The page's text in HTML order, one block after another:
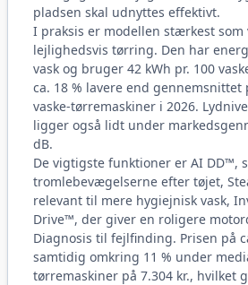
pladsen skal udnyttes effektivt.
I praksis er modellen stærkest som
lejlighedsvis tørring. Den har
vask og bruger 42 kWh pr. 100
ca. 18 % lavere end gennemsnittet
vaske-tørremaskiner i 2026.
ligger også lidt under
dB.
De vigtigste funktioner er AI DD™,
tromlebevægelserne efter tøjet,
relevant til mere hygiejnisk vask,
Drive™, der giver en roligere
Diagnosis til fejlfinding. Prisen på
samtidig omkring 11 % under
tørremaskiner på 7.304 kr., hvilket